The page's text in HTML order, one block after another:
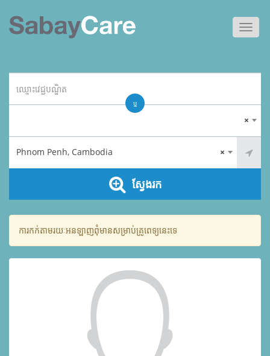
×
×
Phnom Penh, Cambodia
ស្វែងរក
ឬ
ការកក់តាមរយៈអនឡាញពុំមានសម្រាប់គ្រូពេទ្យនេះទេ